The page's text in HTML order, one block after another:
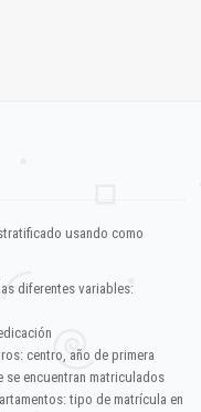
usando como
diferentes variables:
centro, año de primera
se encuentran matriculados
tipo de matrícula en